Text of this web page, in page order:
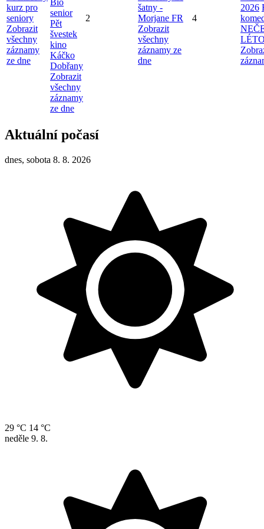
kurz pro
seniory
Zobrazit
všechny
záznamy
ze dne
senior
Pět
švestek
kino
Káčko
Dobřany
Zobrazit
všechny
záznamy
ze dne
2
šatny -
Morjane FR
Zobrazit
všechny
záznamy ze
dne
4
2026
Aktuální počasí
dnes, sobota 8. 8. 2026
29 °C 14 °C
neděle 9. 8.